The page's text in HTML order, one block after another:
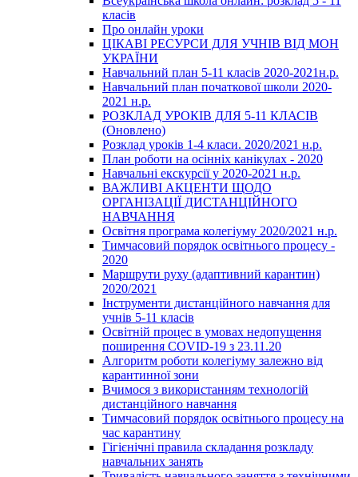
класів
Про онлайн уроки
ЦІКАВІ РЕСУРСИ ДЛЯ УЧНІВ ВІД МОН
УКРАЇНИ
Навчальний план 5-11 класів 2020-2021н.р.
Навчальний план початкової школи 2020-
2021 н.р.
РОЗКЛАД УРОКІВ ДЛЯ 5-11 КЛАСІВ
(Оновлено)
Розклад уроків 1-4 класи. 2020/2021 н.р.
План роботи на осінніх канікулах - 2020
Навчальні екскурсії у 2020-2021 н.р.
ВАЖЛИВІ АКЦЕНТИ ЩОДО
ОРГАНІЗАЦІЇ ДИСТАНЦІЙНОГО
НАВЧАННЯ
Освітня програма колегіуму 2020/2021 н.р.
Тимчасовий порядок освітнього процесу -
2020
Маршрути руху (адаптивний карантин)
2020/2021
Інструменти дистанційного навчання для
учнів 5-11 класів
Освітній процес в умовах недопущення
поширення COVID-19 з 23.11.20
Алгоритм роботи колегіуму залежно від
карантинної зони
Вчимося з використанням технологій
дистанційного навчання
Тимчасовий порядок освітнього процесу на
час карантину
Гігієнічні правила складання розкладу
навчальних занять